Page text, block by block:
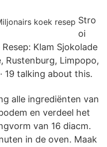
Stro
oi
Klam Sjokolade
Rustenburg, Limpopo,
19 talking about this.
alle ingrediënten van
en verdeel het
van 16 diacm.
in de oven. Maak